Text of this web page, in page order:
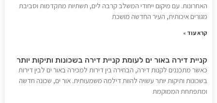
האחרונות. עם מיקום ייחודי המשלב קרבה לים, תשתיות מתקדמות וסביבת
מגורים איכותית, העיר החדשה מושכת
קרא עוד »
קניית דירה באור ים לעומת קניית דירה בשכונות ותיקות יותר
כאשר מתכננים לקנות דירה, הבחירה בין דירות למכירה באור ים לבין דירות
בשכונות ותיקות יותר עשויה להוות דילמה משמעותית. אור ים, שכונה חדשה
ומתפתחת הממוקמת